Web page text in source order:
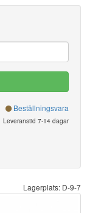
Beställningsvara
Leveranstid 7-14 dagar
Lagerplats: D-9-7